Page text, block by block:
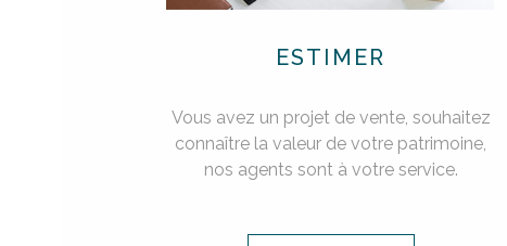
ESTIMER
Vous avez un projet de vente, souhaitez
connaître la valeur de votre patrimoine,
nos agents sont à votre service.